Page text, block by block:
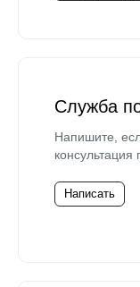
Служба
Напишите,
консультация
Написать